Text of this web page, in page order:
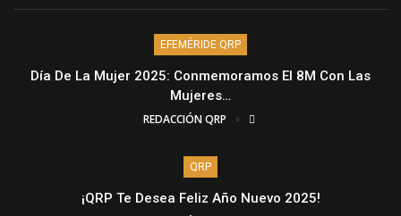
EFEMÉRIDE QRP
Día De La Mujer 2025: Conmemoramos El 8M Con Las
Mujeres…
REDACCIÓN QRP
QRP
¡QRP Te Desea Feliz Año Nuevo 2025!